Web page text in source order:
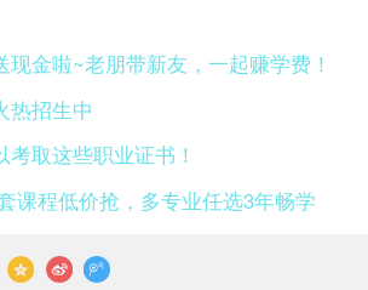
现金啦~老朋带新友，一起赚学费！
热招生中
考取这些职业证书！
课程低价抢，多专业任选3年畅学